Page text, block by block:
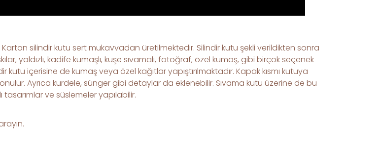
silindir kutu sert mukavvadan üretilmektedir. Silindir kutu şekli verildikten sonra
yaldızlı, kadife kumaşlı, kuşe sıvamalı, fotoğraf, özel kumaş, gibi birçok seçenek
içerisine de kumaş veya özel kağıtlar yapıştırılmaktadır. Kapak kısmı kutuya
Ayrıca kurdele, sünger gibi detaylar da eklenebilir. Sıvama kutu üzerine de bu
tasarımlar ve süslemeler yapılabilir.